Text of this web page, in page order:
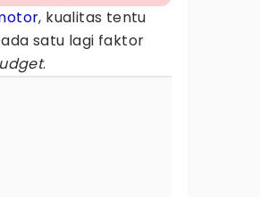
, kualitas tentu
satu lagi faktor
.